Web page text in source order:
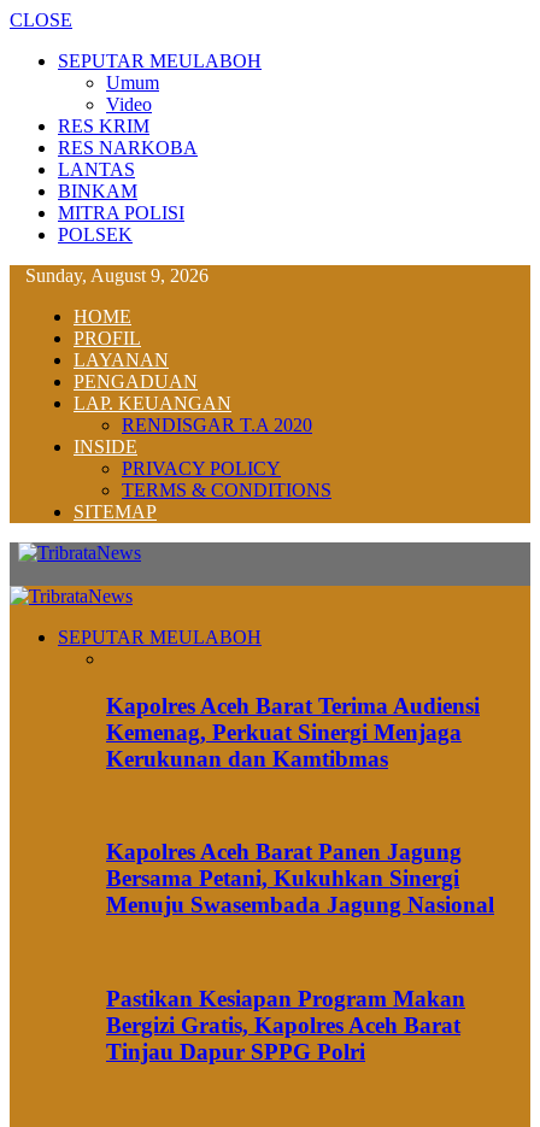
CLOSE
SEPUTAR MEULABOH
Umum
Video
RES KRIM
RES NARKOBA
LANTAS
BINKAM
MITRA POLISI
POLSEK
Sunday, August 9, 2026
HOME
PROFIL
LAYANAN
PENGADUAN
LAP. KEUANGAN
RENDISGAR T.A 2020
INSIDE
PRIVACY POLICY
TERMS & CONDITIONS
SITEMAP
SEPUTAR MEULABOH
Kapolres Aceh Barat Terima Audiensi
Kemenag, Perkuat Sinergi Menjaga
Kerukunan dan Kamtibmas
Kapolres Aceh Barat Panen Jagung
Bersama Petani, Kukuhkan Sinergi
Menuju Swasembada Jagung Nasional
Pastikan Kesiapan Program Makan
Bergizi Gratis, Kapolres Aceh Barat
Tinjau Dapur SPPG Polri